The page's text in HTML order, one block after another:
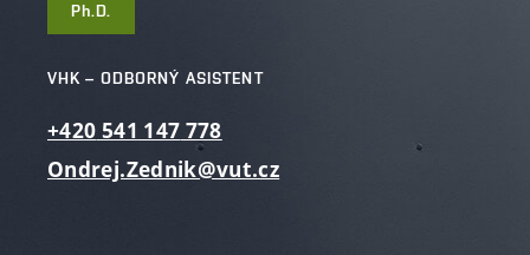
Ph.D.
VHK – ODBORNÝ ASISTENT
+420 541 147 778
Ondrej.Zednik@vut.cz